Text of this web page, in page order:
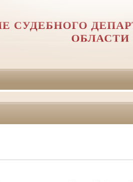
СУДЕБНОГО
ОБЛАСТИ